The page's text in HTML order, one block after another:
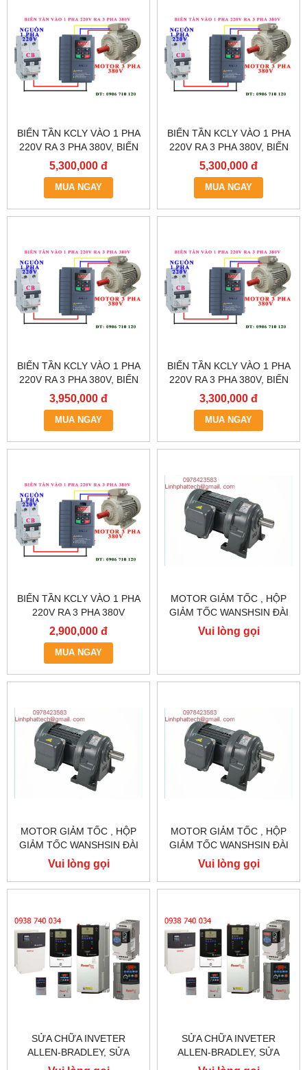
BIẾN TẦN KCLY VÀO 1 PHA
220V RA 3 PHA 380V, BIẾN
TẦN KCLY KOC600-
5R5GT3-B
5,300,000 đ
MUA NGAY
BIẾN TẦN KCLY VÀO 1 PHA
220V RA 3 PHA 380V, BIẾN
TẦN KCLY KOC600-
3R7GT3-B
5,300,000 đ
MUA NGAY
BIẾN TẦN KCLY VÀO 1 PHA
220V RA 3 PHA 380V, BIẾN
TẦN KCLY KOC600-
2R2GT3-B
3,950,000 đ
MUA NGAY
BIẾN TẦN KCLY VÀO 1 PHA
220V RA 3 PHA 380V, BIẾN
TẦN KCLY KOC600-
1R5GT3-B
3,300,000 đ
MUA NGAY
BIẾN TẦN KCLY VÀO 1 PHA
220V RA 3 PHA 380V
0.75KW, BIẾN TẦN KCLY
KOC600-R75GT3-B
2,900,000 đ
MUA NGAY
MOTOR GIẢM TỐC , HỘP
GIẢM TỐC WANSHSIN ĐÀI
LOAN GH40-2200-3S /
2.2KW 2200W 3HP
Vui lòng gọi
MOTOR GIẢM TỐC , HỘP
GIẢM TỐC WANSHSIN ĐÀI
LOAN 1.5KW 1500W 2HP AC
BA PHA 220 V / 380V
Vui lòng gọi
MOTOR GIẢM TỐC , HỘP
GIẢM TỐC WANSHSIN ĐÀI
LOAN 1.5KW 1500W 2HP AC
BA PHA 220 V / 380V
Vui lòng gọi
SỬA CHỮA INVETER
ALLEN-BRADLEY, SỬA
CHỮA ALLEN-BRADLEY
SỬA CHỮA INVETER
ALLEN-BRADLEY, SỬA
CHỮA ALLEN-BRADLEY